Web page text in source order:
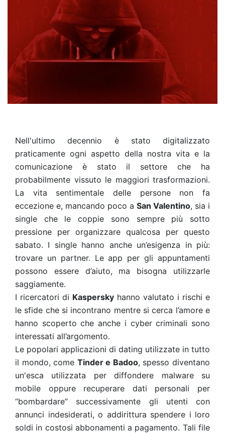
Nell'ultimo decennio è stato digitalizzato
praticamente ogni aspetto della nostra vita e la
comunicazione è stato il settore che ha
probabilmente vissuto le maggiori trasformazioni.
La vita sentimentale delle persone non fa
eccezione e, mancando poco a San Valentino, sia i
single che le coppie sono sempre più sotto
pressione per organizzare qualcosa per questo
sabato. I single hanno anche un’esigenza in più:
trovare un partner. Le app per gli appuntamenti
possono essere d’aiuto, ma bisogna utilizzarle
saggiamente.
I ricercatori di Kaspersky hanno valutato i rischi e
le sfide che si incontrano mentre si cerca l’amore e
hanno scoperto che anche i cyber criminali sono
interessati all’argomento.
Le popolari applicazioni di dating utilizzate in tutto
il mondo, come Tinder e Badoo, spesso diventano
un'esca utilizzata per diffondere malware su
mobile oppure recuperare dati personali per
“bombardare” successivamente gli utenti con
annunci indesiderati, o addirittura spendere i loro
soldi in costosi abbonamenti a pagamento. Tali file